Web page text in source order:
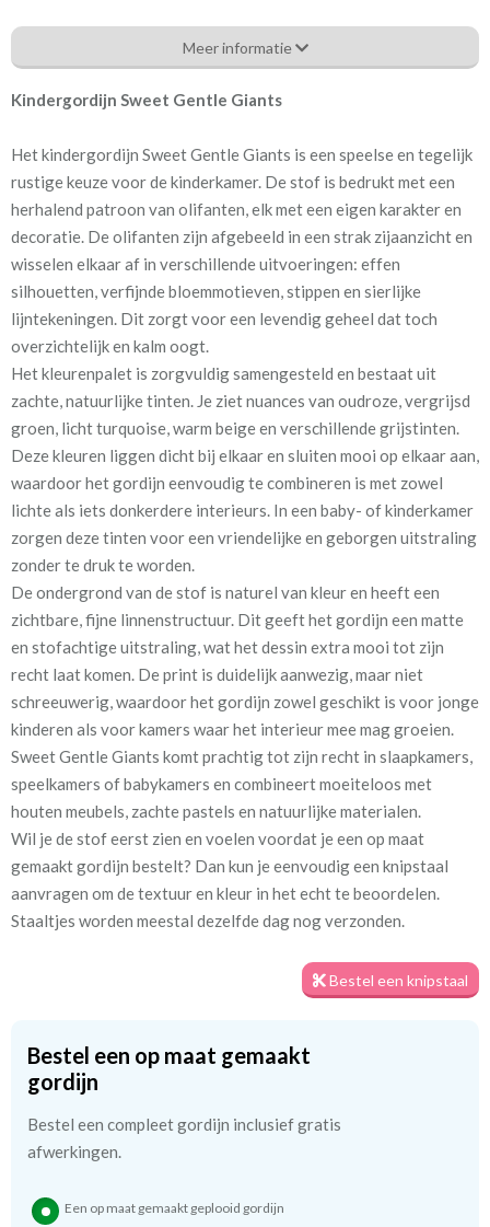
Sweet Gentle Giants naturel [E-1]
Eigenschappen gordijnstof
Patroon: 64 cm
Stofbreedte: 140 cm
Mate van verduistering:
Geen (voering optioneel
tijdens bestelproces)
Meestal eerder, maar houd
rekening met
circa 2-3 weken
Materiaal: Katoen
Voor extra isolatie en verduistering kun je tijdens het
bestelproces de optie“Voering”aanvinken. Een voering helpt in
de wintermaanden om kou zoveel mogelijk buiten te houden en in
de zomerperiode juist de warmte te weren. In een slaapkamer
draagt dit bij aan een prettige nachtrust. Daarnaast werkt een
voering geluidsdempend, beschermt het de stof tegen
verkleuring door zonlicht en zorgt het voor een verzorgde
uitstraling aan de buitenzijde.
kinderGordijnen biedt drie soorten voering aan:
✱ kwart verduisterend, lichtdoorlatend katoensatijn
✱ half verduisterend
op. Op de meeste vragen kan ik direct een antwoord geven.
We hebben bijna alle stoffen op voorraad, bestel daarom gerust
eerst een knipstaaltje.
worden gemaakt.
Meer informatie
Kindergordijn Sweet Gentle Giants
Het kindergordijn Sweet Gentle Giants is een speelse en tegelijk
rustige keuze voor de kinderkamer. De stof is bedrukt met een
herhalend patroon van olifanten, elk met een eigen karakter en
decoratie. De olifanten zijn afgebeeld in een strak zijaanzicht en
wisselen elkaar af in verschillende uitvoeringen: effen
silhouetten, verfijnde bloemmotieven, stippen en sierlijke
lijntekeningen. Dit zorgt voor een levendig geheel dat toch
overzichtelijk en kalm oogt.
Het kleurenpalet is zorgvuldig samengesteld en bestaat uit
zachte, natuurlijke tinten. Je ziet nuances van oudroze, vergrijsd
groen, licht turquoise, warm beige en verschillende grijstinten.
Deze kleuren liggen dicht bij elkaar en sluiten mooi op elkaar aan,
waardoor het gordijn eenvoudig te combineren is met zowel
lichte als iets donkerdere interieurs. In een baby- of kinderkamer
zorgen deze tinten voor een vriendelijke en geborgen uitstraling
zonder te druk te worden.
De ondergrond van de stof is naturel van kleur en heeft een
zichtbare, fijne linnenstructuur. Dit geeft het gordijn een matte
en stofachtige uitstraling, wat het dessin extra mooi tot zijn
recht laat komen. De print is duidelijk aanwezig, maar niet
schreeuwerig, waardoor het gordijn zowel geschikt is voor jonge
kinderen als voor kamers waar het interieur mee mag groeien.
Sweet Gentle Giants komt prachtig tot zijn recht in slaapkamers,
speelkamers of babykamers en combineert moeiteloos met
houten meubels, zachte pastels en natuurlijke materialen.
Wil je de stof eerst zien en voelen voordat je een op maat
gemaakt gordijn bestelt? Dan kun je eenvoudig een knipstaal
aanvragen om de textuur en kleur in het echt te beoordelen.
Staaltjes worden meestal dezelfde dag nog verzonden.
Bestel een knipstaal
Bestel een op maat gemaakt
gordijn
Bestel een compleet gordijn inclusief gratis
afwerkingen.
Een op maat gemaakt geplooid gordijn